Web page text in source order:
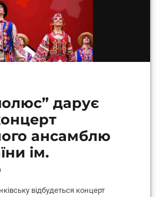
дарує
ансамблю
ім.
відбудеться концерт